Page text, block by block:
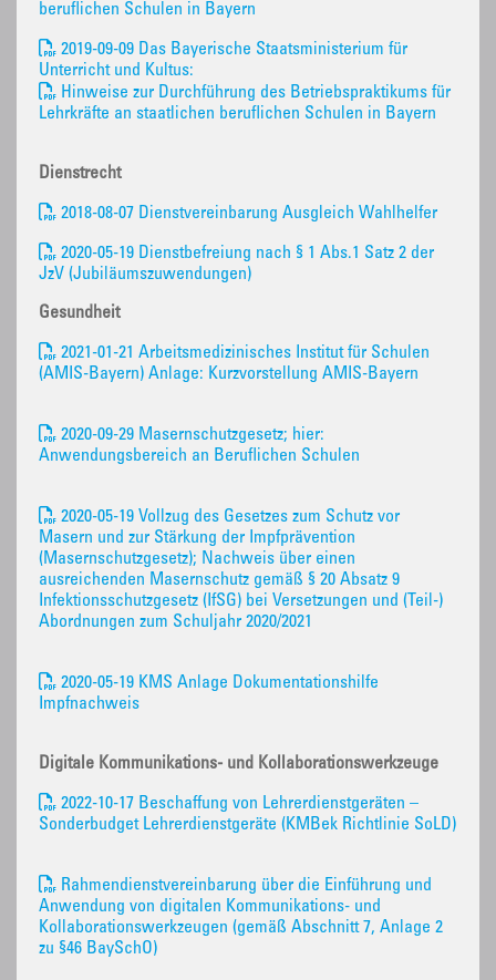
beruflichen Schulen in Bayern
2019-09-09 Das Bayerische Staatsministerium für
Unterricht und Kultus:
Hinweise zur Durchführung des Betriebspraktikums für
Lehrkräfte an staatlichen beruflichen Schulen in Bayern
Dienstrecht
2018-08-07 Dienstvereinbarung Ausgleich Wahlhelfer
2020-05-19 Dienstbefreiung nach § 1 Abs.1 Satz 2 der
JzV (Jubiläumszuwendungen)
Gesundheit
2021-01-21 Arbeitsmedizinisches Institut für Schulen
(AMIS-Bayern) Anlage: Kurzvorstellung AMIS-Bayern
2020-09-29 Masernschutzgesetz; hier:
Anwendungsbereich an Beruflichen Schulen
2020-05-19 Vollzug des Gesetzes zum Schutz vor
Masern und zur Stärkung der Impfprävention
(Masernschutzgesetz); Nachweis über einen
ausreichenden Masernschutz gemäß § 20 Absatz 9
Infektionsschutzgesetz (IfSG) bei Versetzungen und (Teil-)
Abordnungen zum Schuljahr 2020/2021
2020-05-19 KMS Anlage Dokumentationshilfe
Impfnachweis
Digitale Kommunikations- und Kollaborationswerkzeuge
2022-10-17 Beschaffung von Lehrerdienstgeräten –
Sonderbudget Lehrerdienstgeräte (KMBek Richtlinie SoLD)
Rahmendienstvereinbarung über die Einführung und
Anwendung von digitalen Kommunikations- und
Kollaborationswerkzeugen (gemäß Abschnitt 7, Anlage 2
zu §46 BaySchO)